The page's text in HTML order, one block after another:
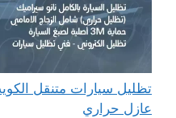
عازل حراري